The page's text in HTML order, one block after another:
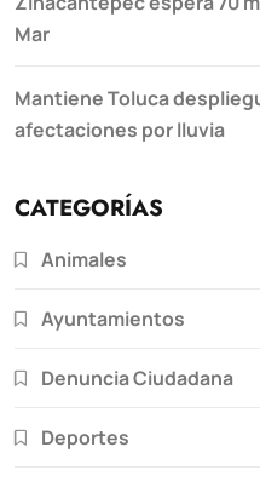
Mar
Mantiene Toluca
afectaciones por lluvia
CATEGORÍAS
Animales
Ayuntamientos
Denuncia Ciudadana
Deportes